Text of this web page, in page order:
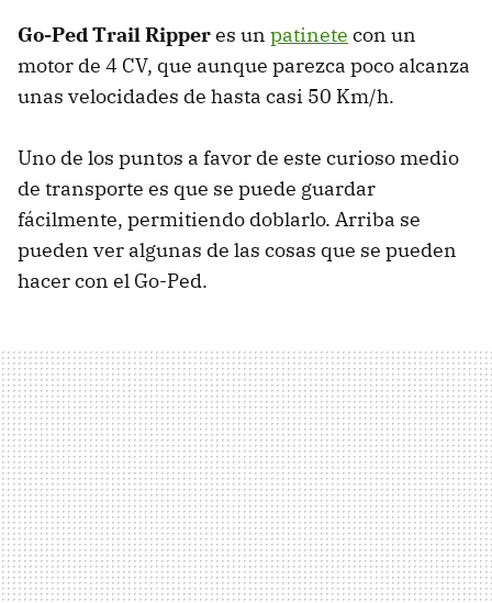
Go-Ped Trail Ripperes un patinete con un
motor de 4 CV, que aunque parezca poco alcanza
unas velocidades de hasta casi 50 Km/h.
Uno de los puntos a favor de este curioso medio
de transporte es que se puede guardar
fácilmente, permitiendo doblarlo. Arriba se
pueden ver algunas de las cosas que se pueden
hacer con el Go-Ped.